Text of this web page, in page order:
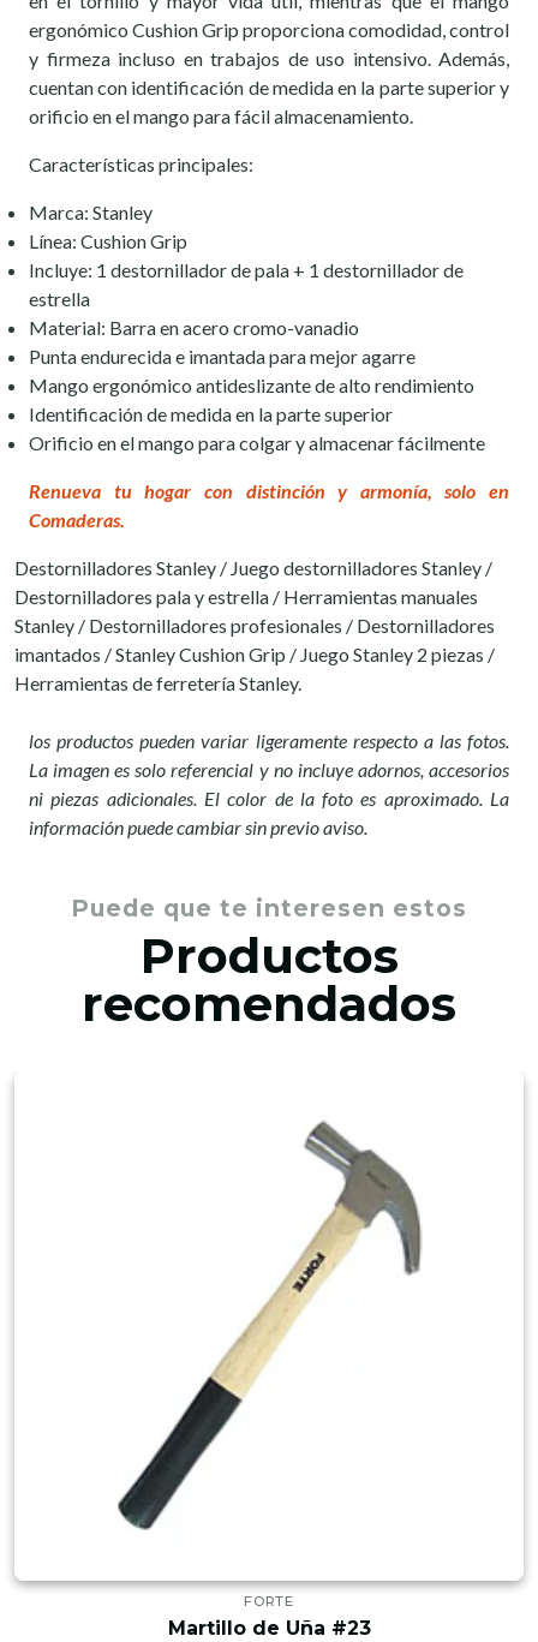
ergonómico Cushion Grip proporciona comodidad, control
y firmeza incluso en trabajos de uso intensivo. Además,
cuentan con identificación de medida en la parte superior y
orificio en el mango para fácil almacenamiento.
Características principales:
Marca: Stanley
Línea: Cushion Grip
Incluye: 1 destornillador de pala + 1 destornillador de
estrella
Material: Barra en acero cromo-vanadio
Punta endurecida e imantada para mejor agarre
Mango ergonómico antideslizante de alto rendimiento
Identificación de medida en la parte superior
Orificio en el mango para colgar y almacenar fácilmente
Renueva tu hogar con distinción y armonía, solo en
Comaderas.
Destornilladores Stanley / Juego destornilladores Stanley /
Destornilladores pala y estrella / Herramientas manuales
Stanley / Destornilladores profesionales / Destornilladores
imantados / Stanley Cushion Grip / Juego Stanley 2 piezas /
Herramientas de ferretería Stanley.
los productos pueden variar ligeramente respecto a las fotos.
La imagen es solo referencial y no incluye adornos, accesorios
ni piezas adicionales. El color de la foto es aproximado. La
información puede cambiar sin previo aviso.
Puede que te interesen estos
Productos
recomendados
FORTE
Martillo de Uña #23